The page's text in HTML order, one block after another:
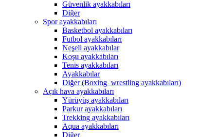
Güvenlik ayakkabıları
Diğer
Spor ayakkabıları
Basketbol ayakkabıları
Futbol ayakkabıları
Neşeli ayakkabılar
Koşu ayakkabıları
Tenis ayakkabıları
Ayakkabılar
Diğer (Boxing_wrestling ayakkabıları)
Açık hava ayakkabıları
Yürüyüş ayakkabıları
Parkur ayakkabıları
Trekking ayakkabıları
Aqua ayakkabıları
Diğer